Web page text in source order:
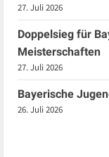
27. Juli 2026
Doppelsieg für
Meisterschaften
27. Juli 2026
Bayerische
26. Juli 2026